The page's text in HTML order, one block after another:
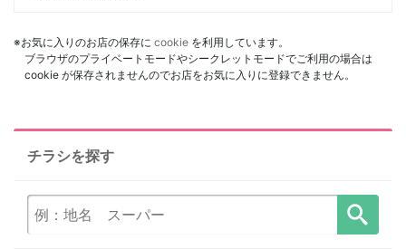
※お気に入りのお店の保存に cookie を利用しています。
ブラウザのプライベートモードやシークレットモードでご利用の場合は
cookie が保存されませんのでお店をお気に入りに登録できません。
チラシを探す